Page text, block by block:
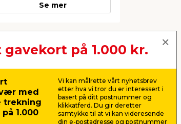
Se mer
Neste
på 1.000 kr.
med
trekning
1.000
Vi kan målrette vårt nyhetsbrev
etter hva vi tror du er interessert i
basert på ditt postnummer og
klikkatferd. Du gir deretter
samtykke til at vi kan videresende
din e-postadresse og postnummer